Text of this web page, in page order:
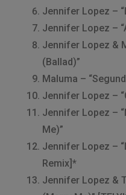
Jennifer Lopez –
Jennifer Lopez –
Jennifer Lopez &
(Ballad)”
Maluma –
Jennifer Lopez –
Jennifer Lopez –
Me)”
Jennifer Lopez –
Remix]*
Jennifer Lopez &